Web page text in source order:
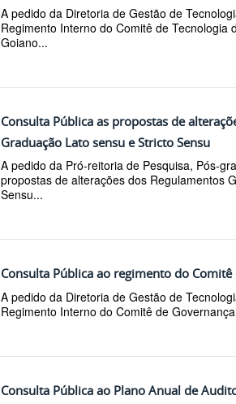
A pedido da Diretoria de Gestão de
Regimento Interno do Comitê de
Goiano...
Consulta Pública as propostas de
Graduação Lato sensu e Stricto Sensu
A pedido da Pró-reitoria de Pesquisa, Pós-
propostas de alterações dos Regulamentos
Sensu...
Consulta Pública ao regimento do
A pedido da Diretoria de Gestão de
Regimento Interno do Comitê de
Consulta Pública ao Plano Anual de